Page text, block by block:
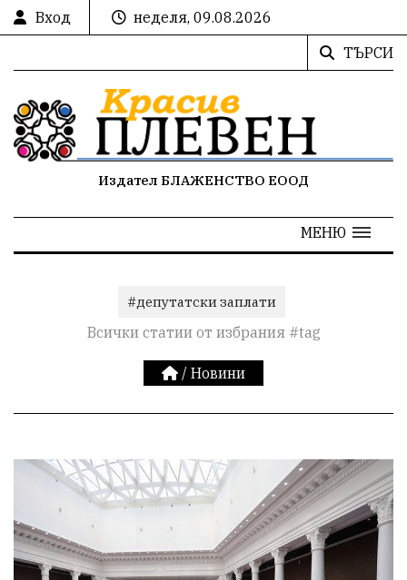
Вход
неделя, 09.08.2026
ТЪРСИ
Издател БЛАЖЕНСТВО ЕООД
МЕНЮ
#депутатски заплати
Всички статии от избрания #tag
/ Новини